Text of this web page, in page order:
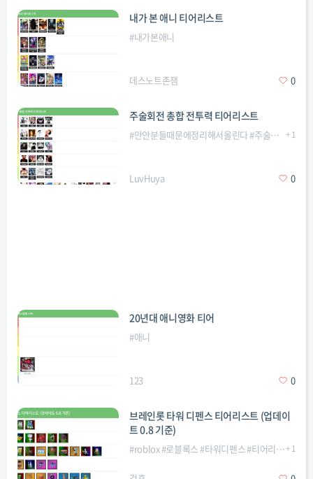
내가 본 애니 티어리스트
#내가본애니
데스노트존잼 0
주술회전 총합 전투력 티어리스트
#만안분들때문에정리해서올린다#주술회전 +1
LuvHuya 0
20년대 애니영화 티어
#애니
123 0
브레인롯 타워 디펜스 티어리스트 (업데이
트 0.8 기준)
#roblox#로블록스#타워디펜스#티어리스트 +1